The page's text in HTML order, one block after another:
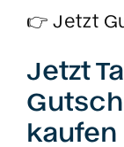
👉 Jetzt
Jetzt
kaufen